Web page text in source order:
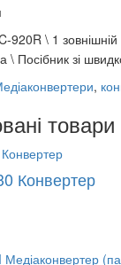
920R \ 1
\ Посібник зі
,
товари
Конвертер